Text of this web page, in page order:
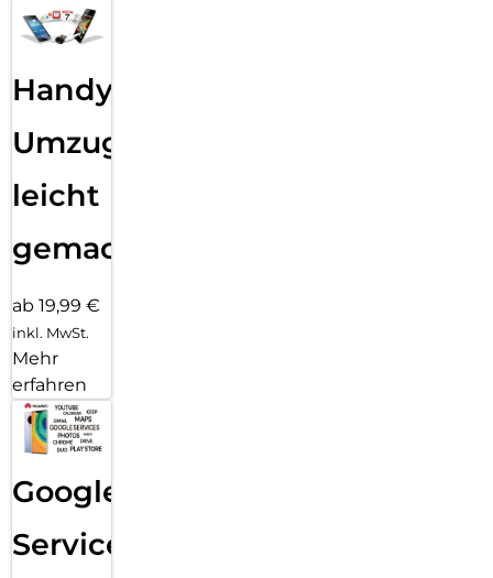
Handy
Umzug
leicht
gemacht!
ab 19,99 €
inkl. MwSt.
Mehr
erfahren
Google
Services